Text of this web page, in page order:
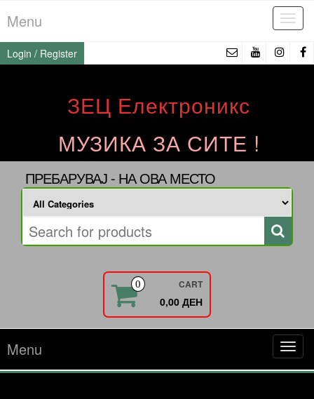
to
the
content
Menu
Login / Register
ЗЕЦ Електроникс
МУЗИКА ЗА СИТЕ !
ПРЕБАРУВАЈ - НА ОВА МЕСТО
0 CART
0,00 ДЕН
Menu